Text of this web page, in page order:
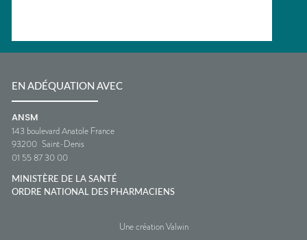
EN ADÉQUATION AVEC
ANSM
143 boulevard Anatole France
93200 Saint-Denis
01 55 87 30 00
MINISTÈRE DE LA SANTÉ
ORDRE NATIONAL DES PHARMACIENS
Une création Valwin